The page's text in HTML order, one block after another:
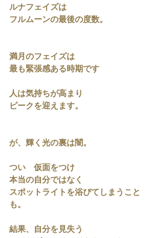
ルナフェイズは
フルムーンの最後の度数。
満月のフェイズは
最も緊張感ある時期です
人は気持ちが高まり
ピークを迎えます。
が、輝く光の裏は闇。
つい　仮面をつけ
本当の自分ではなく
スポットライトを浴びてしまうこと
も。
結果、自分を見失う